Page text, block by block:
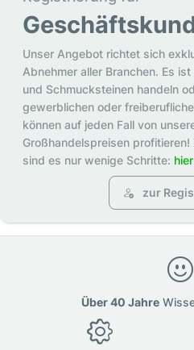
Unser Angebot richtet sich
Abnehmer aller Branchen. Es
und Schmucksteinen handeln
gewerblichen oder
können auf jeden Fall von
Großhandelspreisen
sind es nur wenige Schritte:
zur
Über 40 Jahre